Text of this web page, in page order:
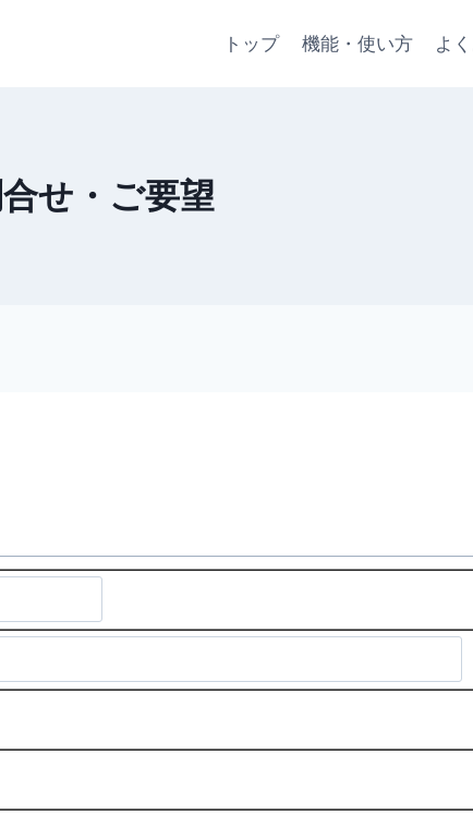
トップ 機能・使い方 よ
せ・ご要望